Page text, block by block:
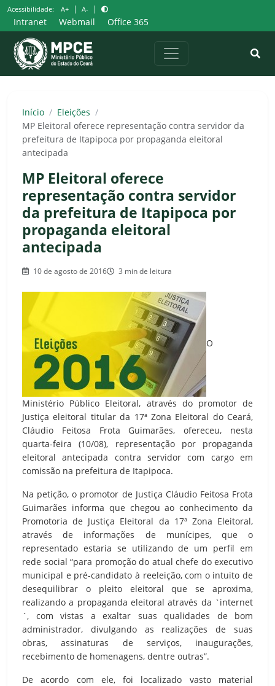
Pular
para
o
conteúdo
Acessibilidade: A+ | A- |
Intranet Webmail Office 365
Início / Eleições /
MP Eleitoral oferece representação contra servidor da
prefeitura de Itapipoca por propaganda eleitoral
antecipada
MP Eleitoral oferece
representação contra servidor
da prefeitura de Itapipoca por
propaganda eleitoral
antecipada
10 de agosto de 2016 3 min de leitura
O
Ministério Público Eleitoral, através do promotor de
Justiça eleitoral titular da 17ª Zona Eleitoral do Ceará,
Cláudio Feitosa Frota Guimarães, ofereceu, nesta
quarta-feira (10/08), representação por propaganda
eleitoral antecipada contra servidor com cargo em
comissão na prefeitura de Itapipoca.
Na petição, o promotor de Justiça Cláudio Feitosa Frota
Guimarães informa que chegou ao conhecimento da
Promotoria de Justiça Eleitoral da 17ª Zona Eleitoral,
através de informações de munícipes, que o
representado estaria se utilizando de um perfil em
rede social “para promoção do atual chefe do executivo
municipal e pré-candidato à reeleição, com o intuito de
desequilibrar o pleito eleitoral que se aproxima,
realizando a propaganda eleitoral através da `internet
´, com vistas a exaltar suas qualidades de bom
administrador, divulgando as realizações de suas
obras, assinaturas de serviços, inaugurações,
recebimento de homenagens, dentre outras”.
De acordo com ele, foi localizado vasto material